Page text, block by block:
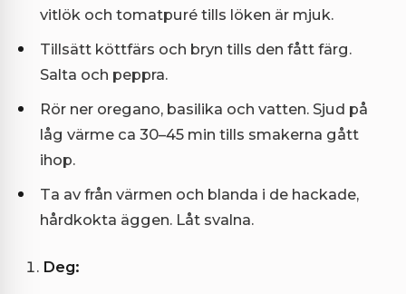
vitlök och tomatpuré tills löken är mjuk.
Tillsätt köttfärs och bryn tills den fått färg.
Salta och peppra.
Rör ner oregano, basilika och vatten. Sjud på
låg värme ca 30–45 min tills smakerna gått
ihop.
Ta av från värmen och blanda i de hackade,
hårdkokta äggen. Låt svalna.
Deg: